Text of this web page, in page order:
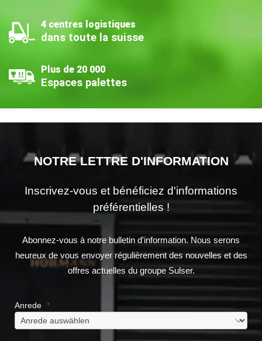
4 centres logistiques
dans toute la suisse
Plus de 20 000
Espaces palettes
NOTRE LETTRE D'INFORMATION
Inscrivez-vous et bénéficiez d'informations
préférentielles !
Abonnez-vous à notre bulletin d'information. Nous serons
heureux de vous envoyer régulièrement des nouvelles et des
offres actuelles du groupe Sulser.
Anrede